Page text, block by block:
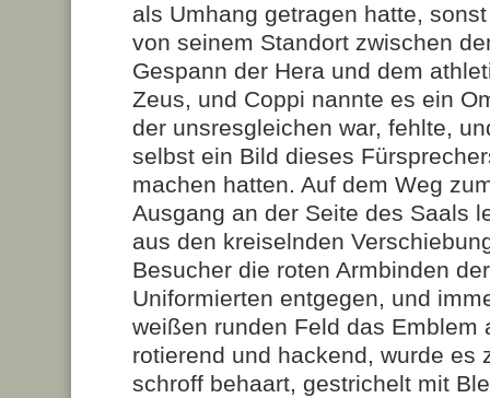
als Umhang getragen hatte,
von seinem Standort zwischen
Gespann der Hera und dem
Zeus, und Coppi nannte es ein
der unsresgleichen war, fehlte,
selbst ein Bild dieses
machen hatten. Auf dem Weg
Ausgang an der Seite des Saals
aus den kreiselnden
Besucher die roten Armbinden
Uniformierten entgegen, und
weißen runden Feld das Emblem
rotierend und hackend, wurde es
schroff behaart, gestrichelt mit